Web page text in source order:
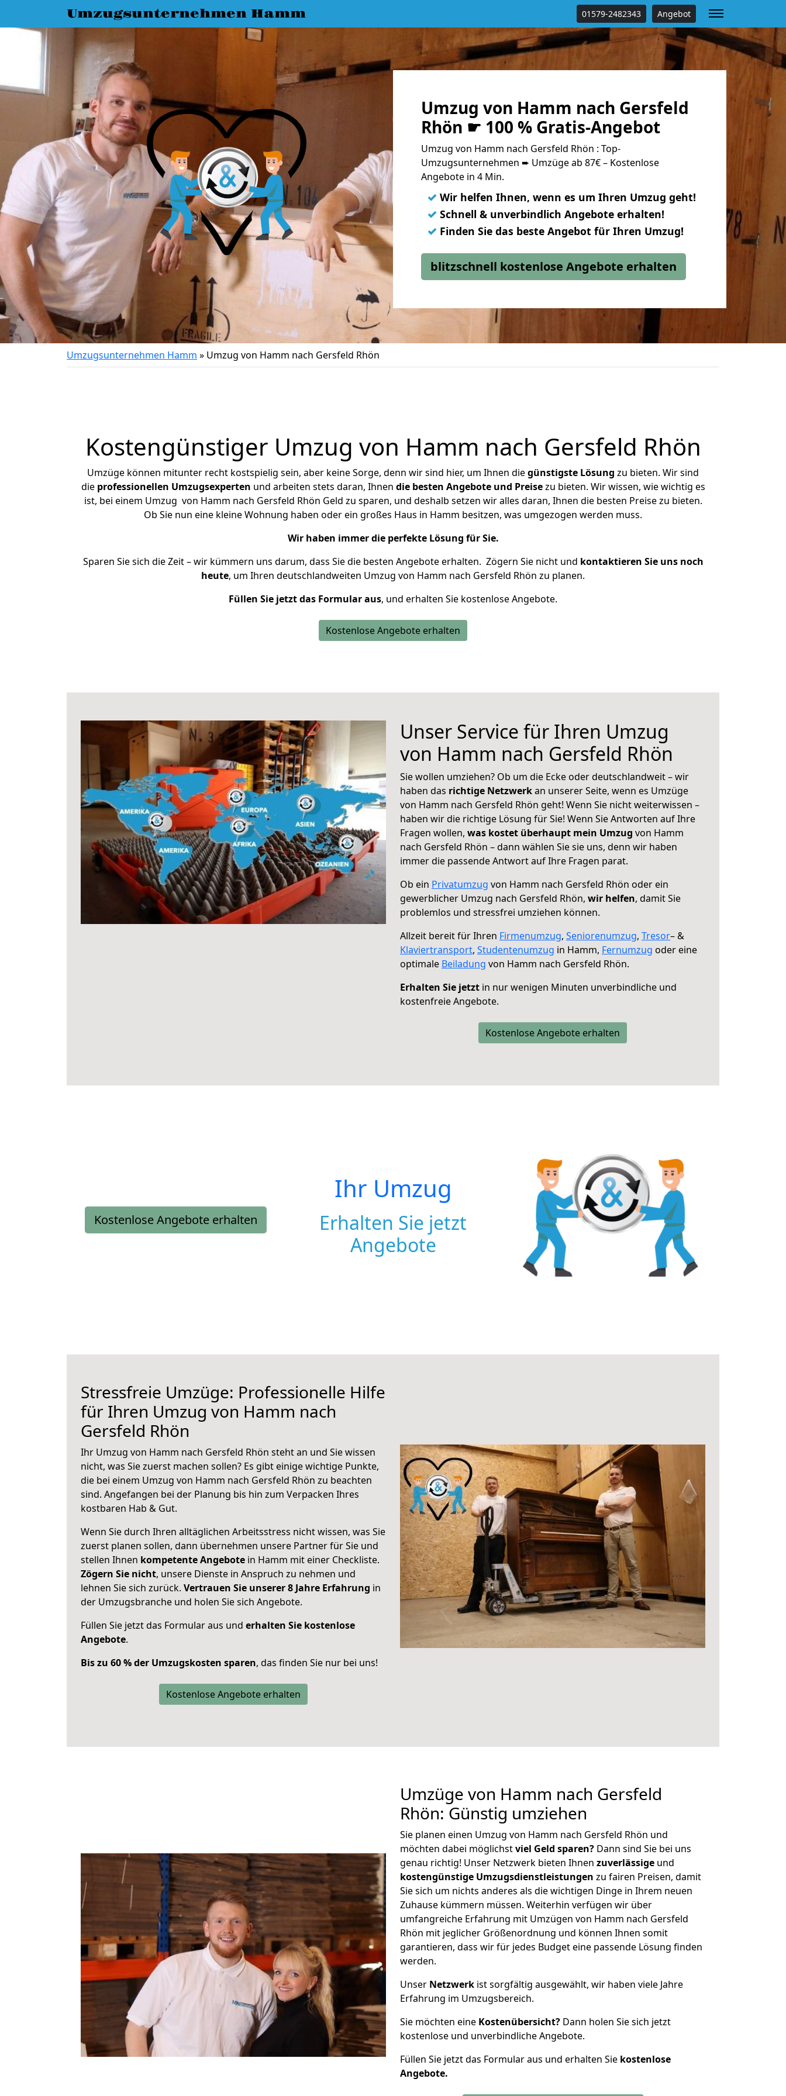
Umzugsunternehmen Hamm 01579-2482343 Angebot
Umzug von Hamm nach Gersfeld
Rhön ☛ 100 % Gratis-Angebot
Umzug von Hamm nach Gersfeld Rhön : Top-
Umzugsunternehmen ➨ Umzüge ab 87€ – Kostenlose
Angebote in 4 Min.
✓ Wir helfen Ihnen, wenn es um Ihren Umzug geht!
✓ Schnell & unverbindlich Angebote erhalten!
✓ Finden Sie das beste Angebot für Ihren Umzug!
blitzschnell kostenlose Angebote erhalten
Umzugsunternehmen Hamm » Umzug von Hamm nach Gersfeld Rhön
Kostengünstiger Umzug von Hamm nach Gersfeld Rhön
Umzüge können mitunter recht kostspielig sein, aber keine Sorge, denn wir sind hier, um Ihnen diegünstigste Lösung zu bieten. Wir sind
die professionellen Umzugsexperten und arbeiten stets daran, Ihnen die besten Angebote und Preisezu bieten. Wir wissen, wie wichtig es
ist, bei einem Umzug von Hamm nach Gersfeld Rhön Geld zu sparen, und deshalb setzen wir alles daran, Ihnen die besten Preise zu bieten.
Ob Sie nun eine kleine Wohnung haben oder ein großes Haus in Hamm besitzen, was umgezogen werden muss.
Wir haben immer die perfekte Lösung für Sie.
Sparen Sie sich die Zeit – wir kümmern uns darum, dass Sie die besten Angebote erhalten. Zögern Sie nicht und kontaktieren Sie uns noch
heute, um Ihren deutschlandweiten Umzug von Hamm nach Gersfeld Rhön zu planen.
Füllen Sie jetzt das Formular aus, und erhalten Sie kostenlose Angebote.
Kostenlose Angebote erhalten
Unser Service für Ihren Umzug
von Hamm nach Gersfeld Rhön
Sie wollen umziehen? Ob um die Ecke oder deutschlandweit – wir
haben das richtige Netzwerkan unserer Seite, wenn es Umzüge
von Hamm nach Gersfeld Rhön geht! Wenn Sie nicht weiterwissen –
haben wir die richtige Lösung für Sie! Wenn Sie Antworten auf Ihre
Fragen wollen, was kostet überhaupt mein Umzug von Hamm
nach Gersfeld Rhön – dann wählen Sie sie uns, denn wir haben
immer die passende Antwort auf Ihre Fragen parat.
Ob ein Privatumzug von Hamm nach Gersfeld Rhön oder ein
gewerblicher Umzug nach Gersfeld Rhön, wir helfen, damit Sie
problemlos und stressfrei umziehen können.
Allzeit bereit für Ihren Firmenumzug, Seniorenumzug, Tresor– &
Klaviertransport, Studentenumzug in Hamm, Fernumzug oder eine
optimale Beiladung von Hamm nach Gersfeld Rhön.
Erhalten Sie jetzt in nur wenigen Minuten unverbindliche und
kostenfreie Angebote.
Kostenlose Angebote erhalten
Kostenlose Angebote erhalten
Ihr Umzug
Erhalten Sie jetzt
Angebote
Stressfreie Umzüge: Professionelle Hilfe
für Ihren Umzug von Hamm nach
Gersfeld Rhön
Ihr Umzug von Hamm nach Gersfeld Rhön steht an und Sie wissen
nicht, was Sie zuerst machen sollen? Es gibt einige wichtige Punkte,
die bei einem Umzug von Hamm nach Gersfeld Rhön zu beachten
sind. Angefangen bei der Planung bis hin zum Verpacken Ihres
kostbaren Hab & Gut.
Wenn Sie durch Ihren alltäglichen Arbeitsstress nicht wissen, was Sie
zuerst planen sollen, dann übernehmen unsere Partner für Sie und
stellen Ihnen kompetente Angebote in Hamm mit einer Checkliste.
Zögern Sie nicht, unsere Dienste in Anspruch zu nehmen und
lehnen Sie sich zurück. Vertrauen Sie unserer 8 Jahre Erfahrung in
der Umzugsbranche und holen Sie sich Angebote.
Füllen Sie jetzt das Formular aus und erhalten Sie kostenlose
Angebote.
Bis zu 60 % der Umzugskosten sparen, das finden Sie nur bei uns!
Kostenlose Angebote erhalten
Umzüge von Hamm nach Gersfeld
Rhön: Günstig umziehen
Sie planen einen Umzug von Hamm nach Gersfeld Rhön und
möchten dabei möglichstviel Geld sparen? Dann sind Sie bei uns
genau richtig! Unser Netzwerk bieten Ihnen zuverlässige und
kostengünstige Umzugsdienstleistungen zu fairen Preisen, damit
Sie sich um nichts anderes als die wichtigen Dinge in Ihrem neuen
Zuhause kümmern müssen. Weiterhin verfügen wir über
umfangreiche Erfahrung mit Umzügen von Hamm nach Gersfeld
Rhön mit jeglicher Größenordnung und können Ihnen somit
garantieren, dass wir für jedes Budget eine passende Lösung finden
werden.
Unser Netzwerk ist sorgfältig ausgewählt, wir haben viele Jahre
Erfahrung im Umzugsbereich.
Sie möchten eine Kostenübersicht? Dann holen Sie sich jetzt
kostenlose und unverbindliche Angebote.
Füllen Sie jetzt das Formular aus und erhalten Sie kostenlose
Angebote.